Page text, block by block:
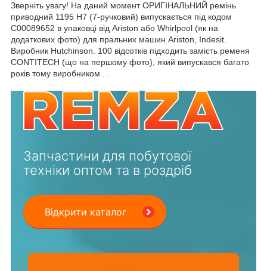
Зверніть увагу! На даний момент ОРИГІНАЛЬНИЙ ремінь
приводний 1195 H7 (7-ручковий) випускається під кодом
C00089652 в упаковці від Ariston або Whirlpool (як на
додаткових фото) для пральних машин Ariston, Indesit.
Виробник Hutchinson. 100 відсотків підходить замість ременя
CONTITECH (що на першому фото), який випускався багато
років тому виробником . .
Запчастини для побутової
техніки оптом та в роздріб
Відкрити каталог